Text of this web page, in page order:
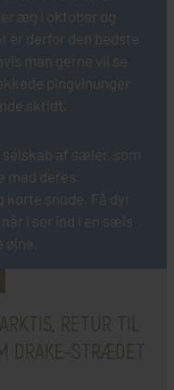
æg i oktober og
er derfor den bedste
man gerne vil se
pingvinunger
skridt.
af sæler, som
med deres
korte snude. Få dyr
I ser ind i en sæls
RETUR TIL
DRAKE-STRÆDET